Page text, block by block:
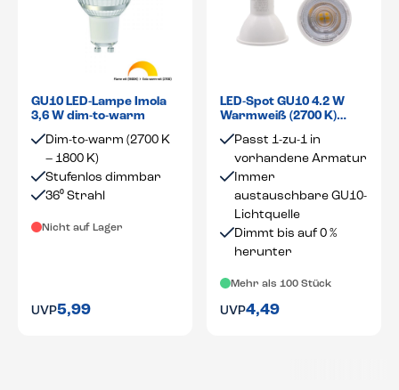
GU10 LED-Lampe Imola
3,6 W dim-to-warm
Dim-to-warm (2700 K
– 1800 K)
Stufenlos dimmbar
36⁰ Strahl
Nicht auf Lager
UVP5,99
LED-Spot GU10 4.2 W
Warmweiß (2700 K)
Passt 1-zu-1 in
vorhandene Armatur
Immer
austauschbare GU10-
Lichtquelle
Dimmt bis auf 0 %
herunter
Mehr als 100 Stück
UVP4,49